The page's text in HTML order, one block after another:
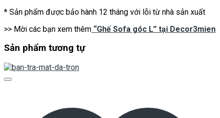
* Sản phẩm được bảo hành 12 tháng với lỗi từ nhà sản xuất
>> Mời các bạn xem thêm “Ghế Sofa góc L” tại Decor3mien
Sản phẩm tương tự